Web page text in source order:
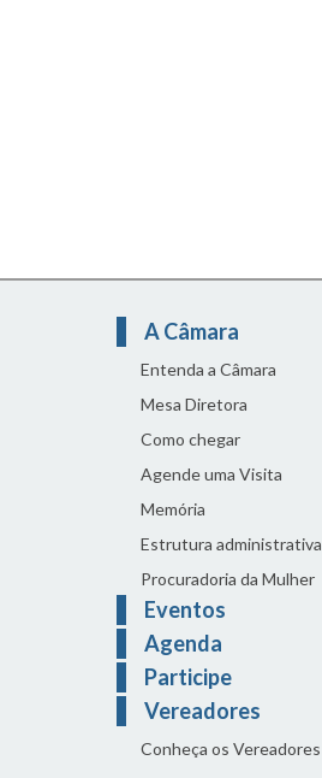
A Câmara
Entenda a Câmara
Mesa Diretora
Como chegar
Agende uma Visita
Memória
Estrutura administrativa
Procuradoria da Mulher
Eventos
Agenda
Participe
Vereadores
Conheça os Vereadores